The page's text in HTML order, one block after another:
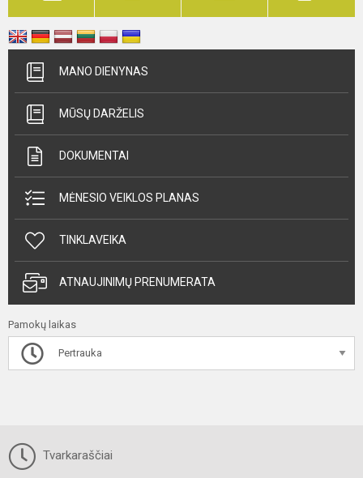
MANO DIENYNAS
MŪSŲ DARŽELIS
DOKUMENTAI
MĖNESIO VEIKLOS PLANAS
TINKLAVEIKA
ATNAUJINIMŲ PRENUMERATA
Pamokų laikas
Pertrauka
Tvarkaraščiai